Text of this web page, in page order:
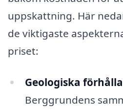
uppskattning. Här
de viktigaste
priset:
Geologiska
Berggrundens